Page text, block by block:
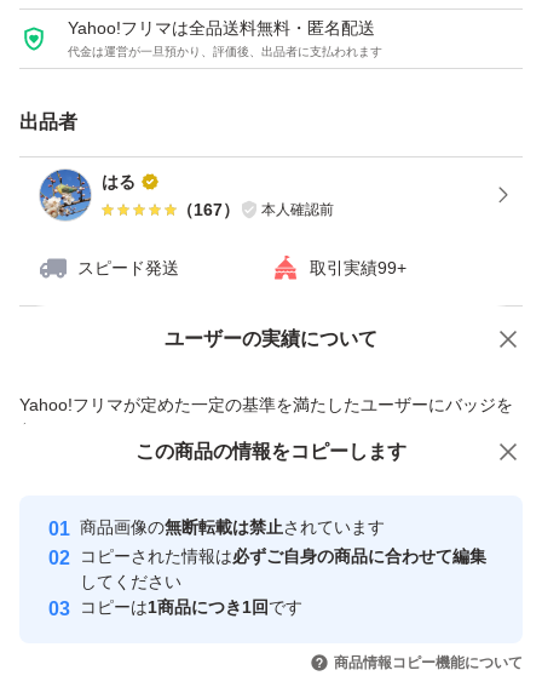
詳細は写真にてご確認いただき、ご了承いただけました
ら、ご購入よろしくお願いいたします。
一定期間出品し、売れない商品は出品を取り消す場合もご
ざいます。ご了承ください。
Yahoo!フリマは全品送料無料・匿名配送
代金は運営が一旦預かり、評価後、出品者に支払われます
出品者
はる
（167） 本人確認前
スピード発送 取引実績99+
ユーザーの実績について
Yahoo!フリマが定めた一定の基準を満たしたユーザーにバッジを
付与しています
安心取引出品者
心・安全なユーザーです
取引実績
引を完了させた実績があります
価格の相談 商品への質問
この商品の情報をコピーします
商品画像の無断転載は禁止されています
コピーされた情報は必ずご自身の商品に合わせて編集
してください
コピーは1商品につき1回です
商品情報コピー機能について
この商品をみている人にオススメ